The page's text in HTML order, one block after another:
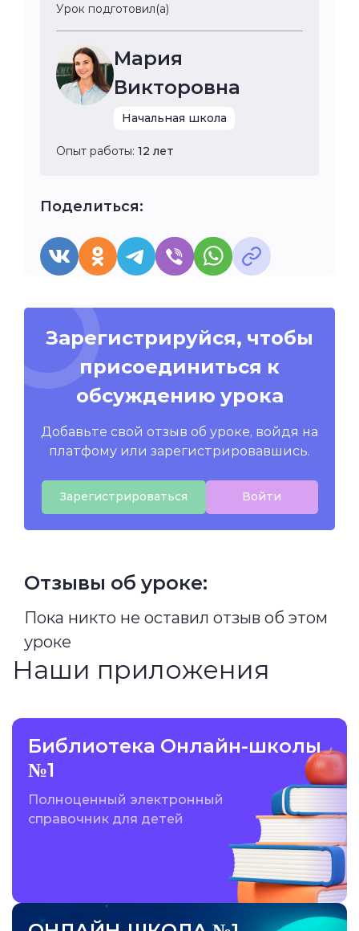
Урок подготовил(а)
Мария
Викторовна
Начальная школа
Опыт работы: 12 лет
Поделиться:
Зарегистрируйся, чтобы
присоединиться к
обсуждению урока
Добавьте свой отзыв об уроке, войдя на
платфому или зарегистрировавшись.
Зарегистрироваться Войти
Отзывы об уроке:
Пока никто не оставил отзыв об этом
уроке
Наши приложения
Библиотека Онлайн-школы
№1
Полноценный электронный
справочник для детей